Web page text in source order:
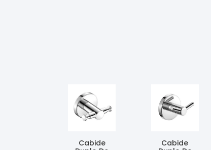
Cabide
Cabide